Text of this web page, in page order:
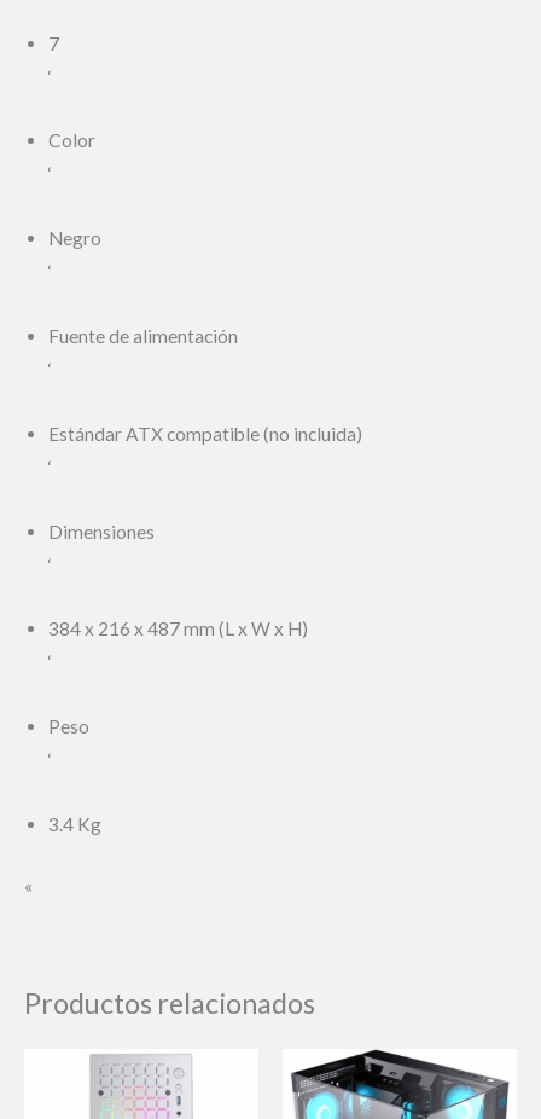
7
‘
Color
‘
Negro
‘
Fuente de alimentación
‘
Estándar ATX compatible (no incluida)
‘
Dimensiones
‘
384 x 216 x 487 mm (L x W x H)
‘
Peso
‘
3.4 Kg
«
Productos relacionados